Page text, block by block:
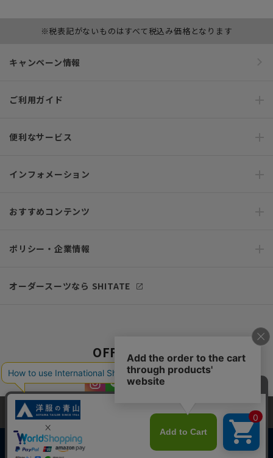
※税表記がないものはすべて税込み価格となります
キャンペーン情報
ご利用ガイド
便利なサービス
インフォメーション
おすすめコンテンツ
ポリシー・企業情報
オーダースーツなら SHITATE
OFFICIAL SNS
当サイトでは、快適な閲覧体験とコンテンツ改善のためにCookieを使用
しています。閲覧を続けることで、Cookieの使用に同意したものとみな
します。詳細については